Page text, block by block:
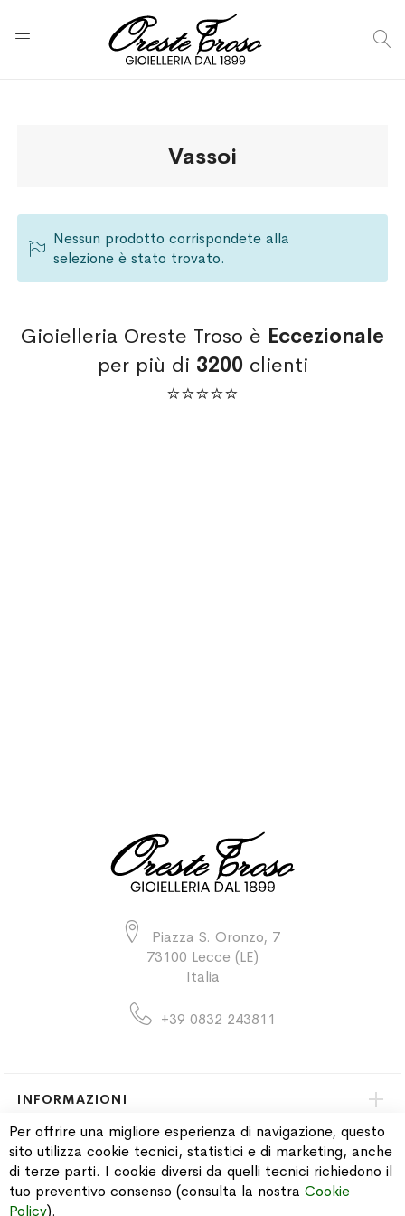
Vassoi
Nessun prodotto corrispondete alla
selezione è stato trovato.
Gioielleria Oreste Troso è Eccezionale
per più di 3200clienti
⭐⭐⭐⭐⭐
Piazza S. Oronzo, 7
73100 Lecce (LE)
Italia
+39 0832 243811
INFORMAZIONI
PAGAMENTI & SPEDIZIONI
CATALOGO
Per offrire una migliore esperienza di navigazione, questo
sito utilizza cookie tecnici, statistici e di marketing, anche
di terze parti. I cookie diversi da quelli tecnici richiedono il
tuo preventivo consenso (consulta la nostra Cookie
Policy).